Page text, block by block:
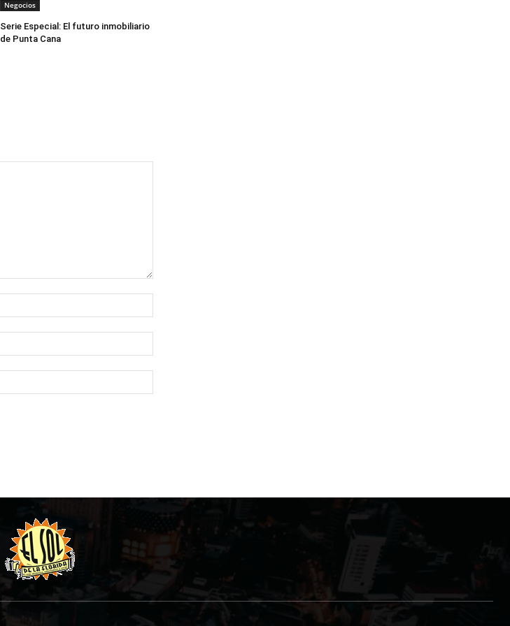
Negocios
Serie Especial: El futuro inmobiliario
de Punta Cana